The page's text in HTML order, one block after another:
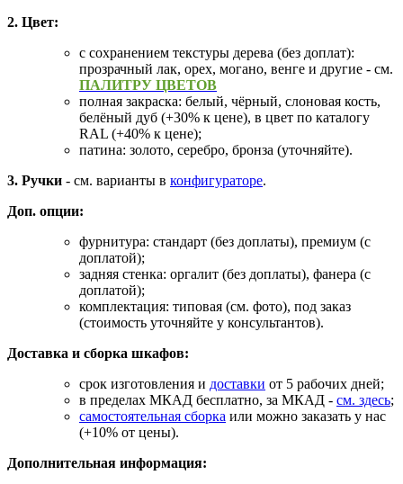
2. Цвет:
с сохранением текстуры дерева (без доплат):
прозрачный лак, орех, могано, венге и другие - см.
ПАЛИТРУ ЦВЕТОВ
полная закраска: белый, чёрный, слоновая кость,
белёный дуб (+30% к цене), в цвет по каталогу
RAL (+40% к цене);
патина: золото, серебро, бронза (уточняйте).
3. Ручки - см. варианты в конфигураторе.
Доп. опции:
фурнитура: стандарт (без доплаты), премиум (с
доплатой);
задняя стенка: оргалит (без доплаты), фанера (с
доплатой);
комплектация: типовая (см. фото), под заказ
(стоимость уточняйте у консультантов).
Доставка и сборка шкафов:
срок изготовления и доставки от 5 рабочих дней;
в пределах МКАД бесплатно, за МКАД - см. здесь;
самостоятельная сборка или можно заказать у нас
(+10% от цены).
Дополнительная информация: